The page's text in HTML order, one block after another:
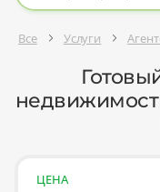
Все Услуги
ЦЕНА